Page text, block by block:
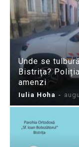
Unde se
Bistrița?
amenzi
Iulia Hoha -